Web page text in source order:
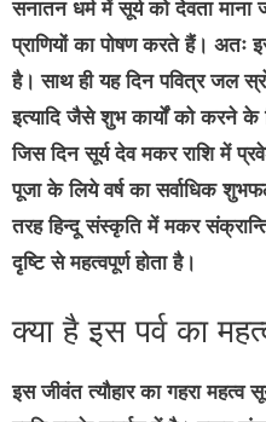
सनातन धर्म में सूर्य को देवता माना
प्राणियों का पोषण करते हैं। अतः
है। साथ ही यह दिन पवित्र जल
इत्यादि जैसे शुभ कार्यों को करने के
जिस दिन सूर्य देव मकर राशि में
पूजा के लिये वर्ष का सर्वाधिक
तरह हिन्दू संस्कृति में मकर
दृष्टि से महत्वपूर्ण होता है।
क्या है इस पर्व का
इस जीवंत त्यौहार का गहरा